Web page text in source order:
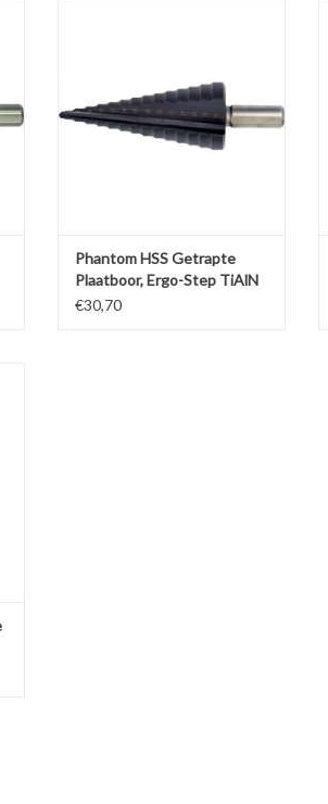
Phantom HSS Getrapte
Plaatboor, Ergo-Step TiAlN
€30,70